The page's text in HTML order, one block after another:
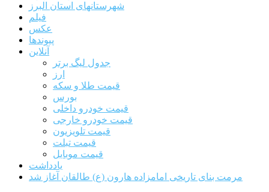
شهرستانهای استان البرز
فیلم
عکس
پیوندها
آنلاین
جدول لیگ برتر
ارز
قیمت طلا و سکه
بورس
قیمت خودرو داخلی
قیمت خودرو خارجی
قیمت تلویزیون
قیمت تبلت
قیمت موبایل
یادداشت
مرمت بنای تاریخی امامزاده هارون (ع) طالقان آغاز شد